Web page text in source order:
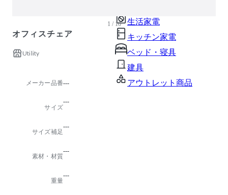
生活家電
キッチン家電
ベッド・寝具
建具
アウトレット商品
1 / 10
オフィスチェア
Utility
メーカー品番---
サイズ
---
サイズ補足
---
素材・材質
---
重量
---